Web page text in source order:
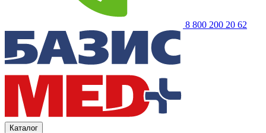
8 800 200 20 62
Каталог